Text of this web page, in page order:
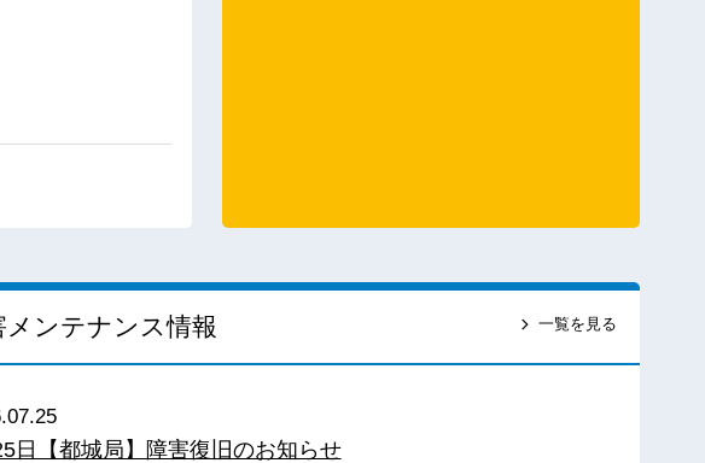
メンテナンス情報 一覧を見る
日【都城局】障害復旧のお知らせ